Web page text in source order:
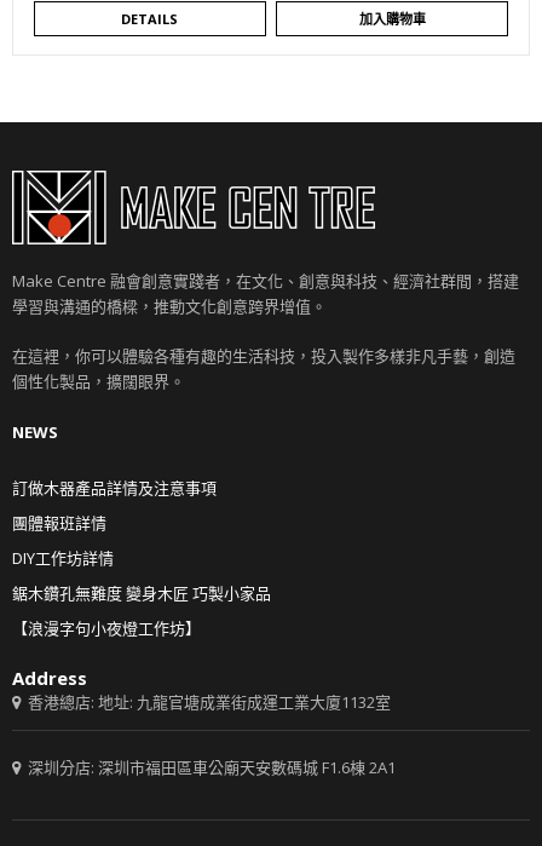
DETAILS 加入購物車
Make Centre 融會創意實踐者，在文化、創意與科技、經濟社群間，搭建
學習與溝通的橋樑，推動文化創意跨界增值。
在這裡，你可以體驗各種有趣的生活科技，投入製作多樣非凡手藝，創造
個性化製品，擴闊眼界。
NEWS
訂做木器產品詳情及注意事項
團體報班詳情
DIY工作坊詳情
鋸木鑽孔無難度 變身木匠 巧製小家品
【浪漫字句小夜燈工作坊】
Address
香港總店: 地址: 九龍官塘成業街成運工業大廈1132室
深圳分店: 深圳市福田區車公廟天安數碼城 F1.6棟 2A1